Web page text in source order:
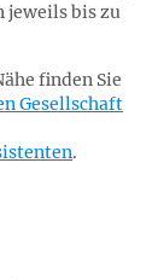
jeweils bis zu
finden Sie
Gesellschaft
.